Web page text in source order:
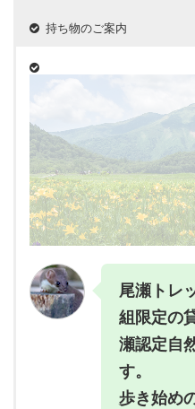
持ち物のご案内
尾瀬トレ
組限定の
瀬認定自
す。
歩き始め